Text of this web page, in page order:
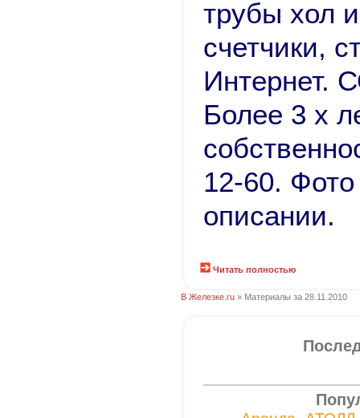
трубы хол
счетчики,
Интернет.
Более 3 х
12-60.
описании.
Читать полностью
В Железке.ru » Материалы за 28.11.2010